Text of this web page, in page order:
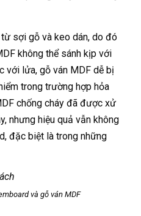
sợi gỗ và keo dán, do đó
không thể sánh kịp với
với lửa, gỗ ván MDF dễ bị
trong trường hợp hỏa
chống cháy đã được xử
nhưng hiệu quả vẫn không
đặc biệt là trong những
và gỗ ván MDF